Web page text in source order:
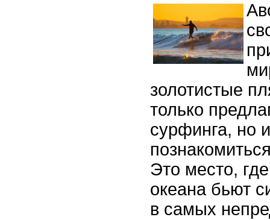
золотистые
только
сурфинга, но
Это место,
океана бьют
в самых